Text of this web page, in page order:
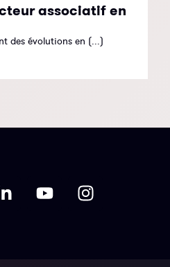
associatif en
des évolutions en (...)